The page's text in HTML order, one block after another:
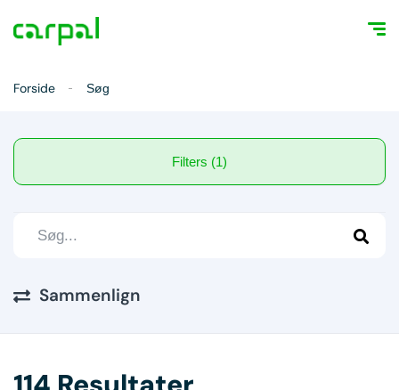
Forside Søg
Filters (1)
Sammenlign